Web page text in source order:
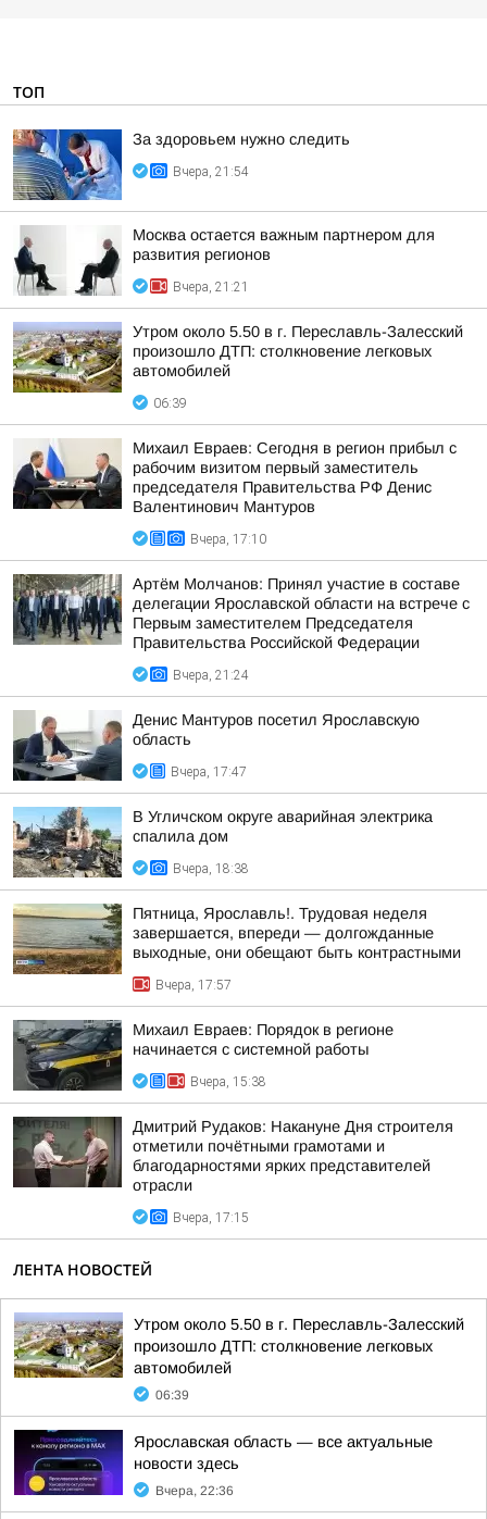
ТОП
За здоровьем нужно следить
Вчера, 21:54
Москва остается важным партнером для
развития регионов
Вчера, 21:21
Утром около 5.50 в г. Переславль-Залесский
произошло ДТП: столкновение легковых
автомобилей
06:39
Михаил Евраев: Сегодня в регион прибыл с
рабочим визитом первый заместитель
председателя Правительства РФ Денис
Валентинович Мантуров
Вчера, 17:10
Артём Молчанов: Принял участие в составе
делегации Ярославской области на встрече с
Первым заместителем Председателя
Правительства Российской Федерации
Вчера, 21:24
Денис Мантуров посетил Ярославскую
область
Вчера, 17:47
В Угличском округе аварийная электрика
спалила дом
Вчера, 18:38
Пятница, Ярославль!. Трудовая неделя
завершается, впереди — долгожданные
выходные, они обещают быть контрастными
Вчера, 17:57
Михаил Евраев: Порядок в регионе
начинается с системной работы
Вчера, 15:38
Дмитрий Рудаков: Накануне Дня строителя
отметили почётными грамотами и
благодарностями ярких представителей
отрасли
Вчера, 17:15
ЛЕНТА НОВОСТЕЙ
Утром около 5.50 в г. Переславль-Залесский
произошло ДТП: столкновение легковых
автомобилей
06:39
Ярославская область — все актуальные
новости здесь
Вчера, 22:36